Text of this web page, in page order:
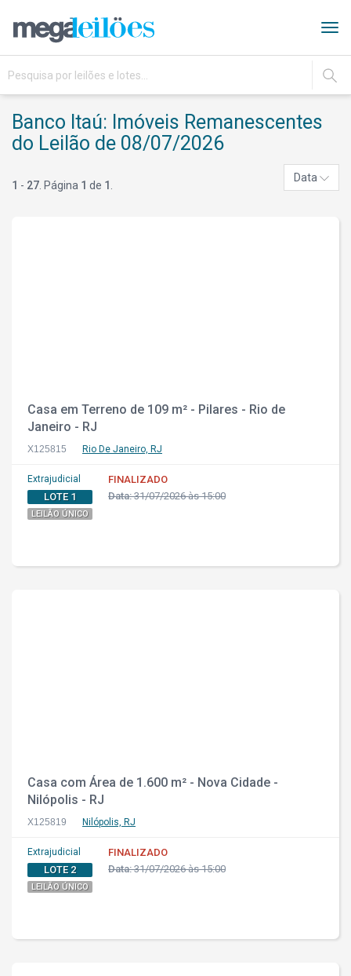
IR
Banco Itaú: Imóveis Remanescentes
do Leilão de 08/07/2026
1 - 27 . Página 1 de 1
Data
Casa em Terreno de 109 m² - Pilares - Rio de
Janeiro - RJ
X125815 Rio De Janeiro, RJ
Extrajudicial
LOTE 1
LEILÃO ÚNICO
FINALIZADO
Data:31/07/2026 às 15:00
Casa com Área de 1.600 m² - Nova Cidade -
Nilópolis - RJ
X125819 Nilópolis, RJ
Extrajudicial
LOTE 2
LEILÃO ÚNICO
FINALIZADO
Data:31/07/2026 às 15:00